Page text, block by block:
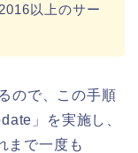
以上のサー
ので、この手順
」を実施し、
まで一度も